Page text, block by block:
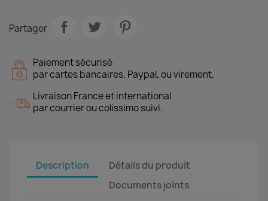
Partager
Paiement sécurisé
par cartes bancaires, Paypal, ou virement.
Livraison France et international
par courrier ou colissimo suivi.
Description
Détails du produit
Documents joints